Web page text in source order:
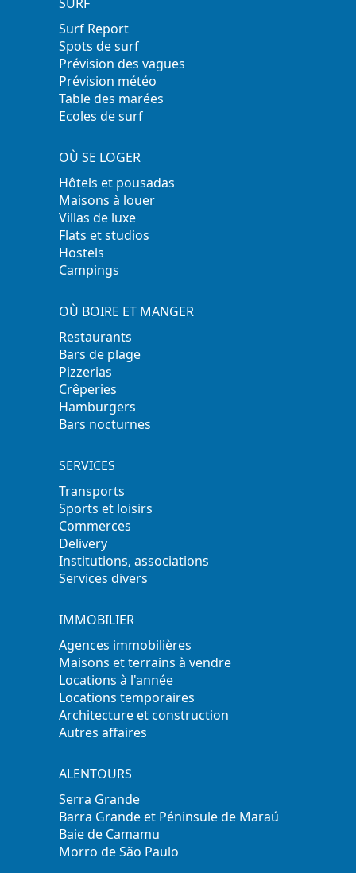
Surf Report
Spots de surf
Prévision des vagues
Prévision météo
Table des marées
Ecoles de surf
OÙ SE LOGER
Hôtels et pousadas
Maisons à louer
Villas de luxe
Flats et studios
Hostels
Campings
OÙ BOIRE ET MANGER
Restaurants
Bars de plage
Pizzerias
Crêperies
Hamburgers
Bars nocturnes
SERVICES
Transports
Sports et loisirs
Commerces
Delivery
Institutions, associations
Services divers
IMMOBILIER
Agences immobilières
Maisons et terrains à vendre
Locations à l'année
Locations temporaires
Architecture et construction
Autres affaires
ALENTOURS
Serra Grande
Barra Grande et Péninsule de Maraú
Baie de Camamu
Morro de São Paulo